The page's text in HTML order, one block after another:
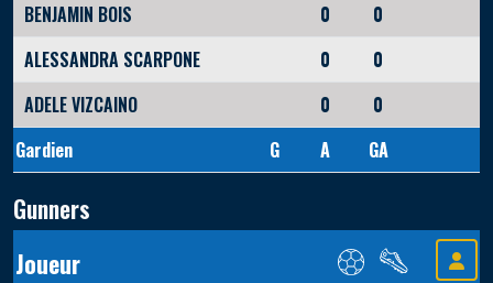
BENJAMIN BOIS
0
0
ALESSANDRA SCARPONE
0
0
ADELE VIZCAINO
0
0
Gardien
G A GA
Gunners
Joueur